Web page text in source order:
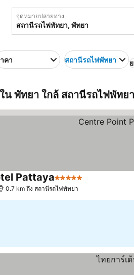
จุดหมายปลายทาง
คา สถานีรถไฟพัทยา
น พัทยา ใกล้ สถานีรถไฟพัทย
Pattaya5 ดาว
0.7 km ถึง สถานีรถไฟพัทยา